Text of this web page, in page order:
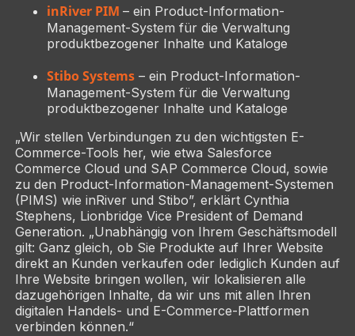
inRiver PIM – ein Product-Information-
Management-System für die Verwaltung
produktbezogener Inhalte und Kataloge
Stibo Systems– ein Product-Information-
Management-System für die Verwaltung
produktbezogener Inhalte und Kataloge
„Wir stellen Verbindungen zu den wichtigsten E-
Commerce-Tools her, wie etwa Salesforce
Commerce Cloud und SAP Commerce Cloud, sowie
zu den Product-Information-Management-Systemen
(PIMS) wie inRiver und Stibo”, erklärt Cynthia
Stephens, Lionbridge Vice President of Demand
Generation. „Unabhängig von Ihrem Geschäftsmodell
gilt: Ganz gleich, ob Sie Produkte auf Ihrer Website
direkt an Kunden verkaufen oder lediglich Kunden auf
Ihre Website bringen wollen, wir lokalisieren alle
dazugehörigen Inhalte, da wir uns mit allen Ihren
digitalen Handels- und E-Commerce-Plattformen
verbinden können.“